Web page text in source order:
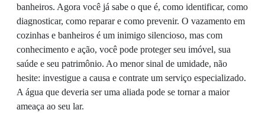
banheiros. Agora você já sabe o que é, como identificar, como
diagnosticar, como reparar e como prevenir. O vazamento em
cozinhas e banheiros é um inimigo silencioso, mas com
conhecimento e ação, você pode proteger seu imóvel, sua
saúde e seu patrimônio. Ao menor sinal de umidade, não
hesite: investigue a causa e contrate um serviço especializado.
A água que deveria ser uma aliada pode se tornar a maior
ameaça ao seu lar.